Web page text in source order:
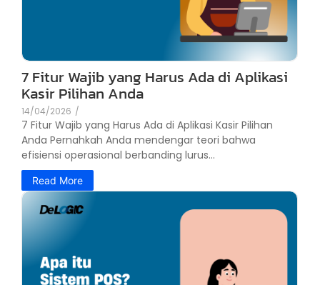
7 Fitur Wajib yang Harus Ada di Aplikasi
Kasir Pilihan Anda
14/04/2026 /
7 Fitur Wajib yang Harus Ada di Aplikasi Kasir Pilihan
Anda Pernahkah Anda mendengar teori bahwa
efisiensi operasional berbanding lurus...
Read More